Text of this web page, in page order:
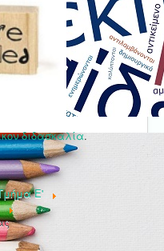
διδασκαλία.
E'